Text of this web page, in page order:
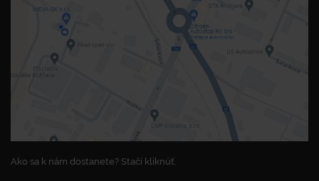
Ako sa k nám dostanete? Stačí kliknúť.